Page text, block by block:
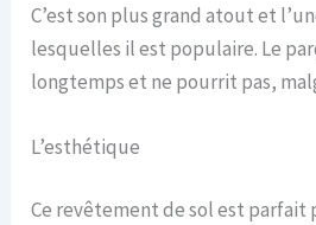
C’est son plus grand atout et
lesquelles il est populaire. Le
longtemps et ne pourrit pas,
L’esthétique
Ce revêtement de sol est parfait